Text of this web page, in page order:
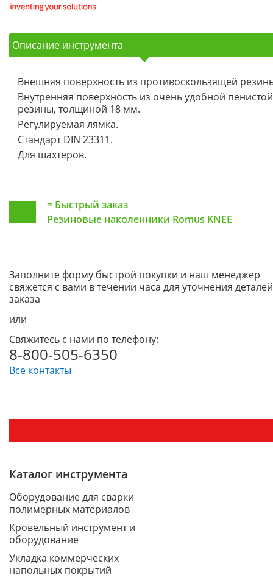
Описание инструмента
Внешняя поверхность из противоскользящей
Внутренняя поверхность из очень удобной пенистой
резины, толщиной 18 мм.
Регулируемая лямка.
Стандарт DIN 23311.
Для шахтеров.
= Быстрый заказ
Резиновые наколенники Romus KNEE
Заполните форму быстрой покупки и наш менеджер
свяжется с вами в течении часа для уточнения деталей
заказа
или
Свяжитесь с нами по телефону:
8-800-505-6350
Все контакты
Каталог инструмента
Оборудование для сварки
полимерных материалов
Кровельный инструмент и
оборудование
Укладка коммерческих
напольных покрытий